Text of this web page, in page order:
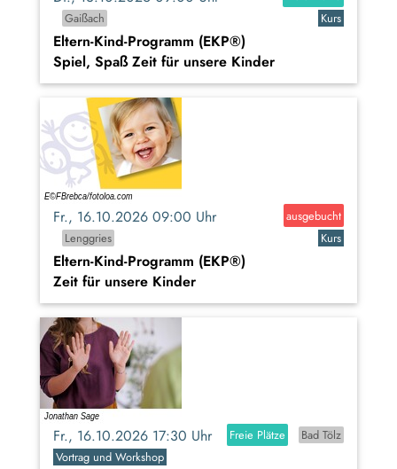
Gaißach
Kurs
Eltern-Kind-Programm (EKP®)
Spiel, Spaß Zeit für unsere Kinder
Fr., 16.10.2026 09:00 Uhr
ausgebucht
Lenggries
Kurs
Eltern-Kind-Programm (EKP®)
Zeit für unsere Kinder
Fr., 16.10.2026 17:30 Uhr Freie Plätze
Bad Tölz
Vortrag und Workshop